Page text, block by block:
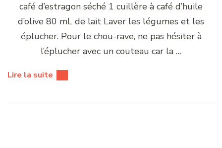
café d’estragon séché 1 cuillère à café d’huile
d’olive 80 mL de lait Laver les légumes et les
éplucher. Pour le chou-rave, ne pas hésiter à
l’éplucher avec un couteau car la …
Lire la suite